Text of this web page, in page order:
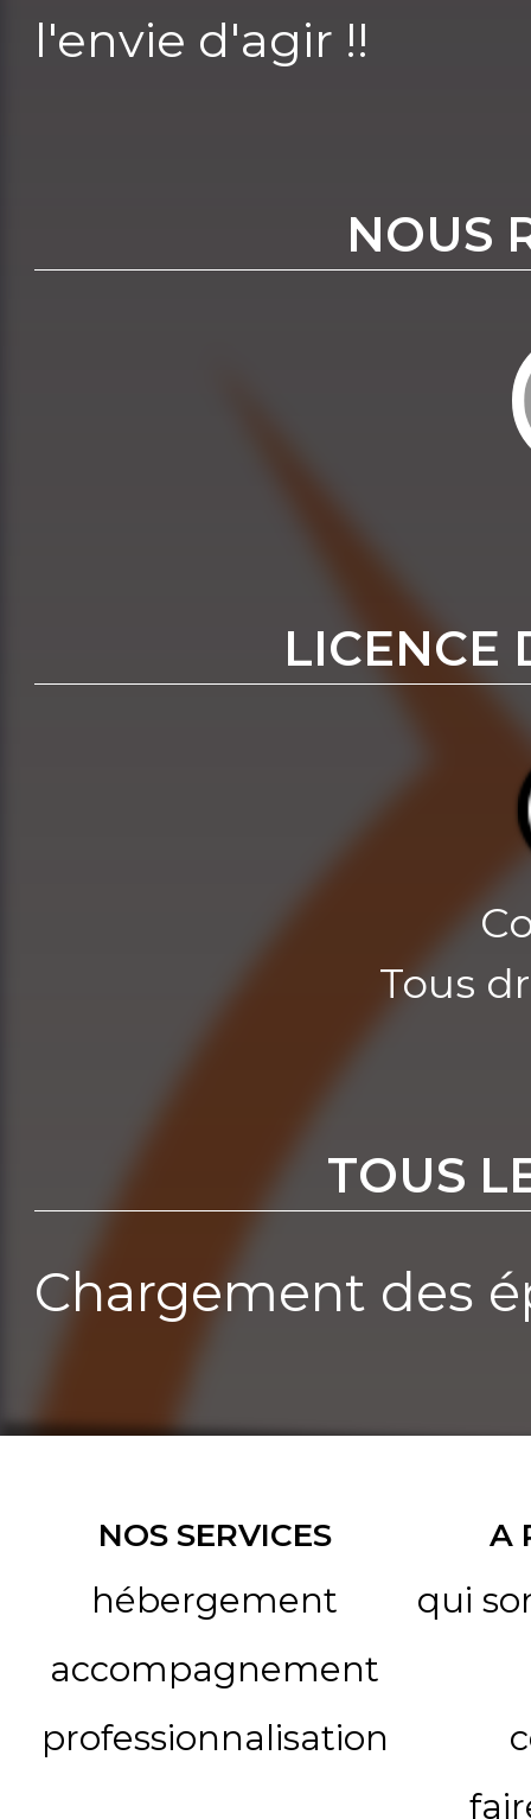
l'envie d'agir !!
NOUS
LICENCE
Tous
TOUS
Chargement des
NOS SERVICES
hébergement
accompagnement
professionnalisation
A
qui